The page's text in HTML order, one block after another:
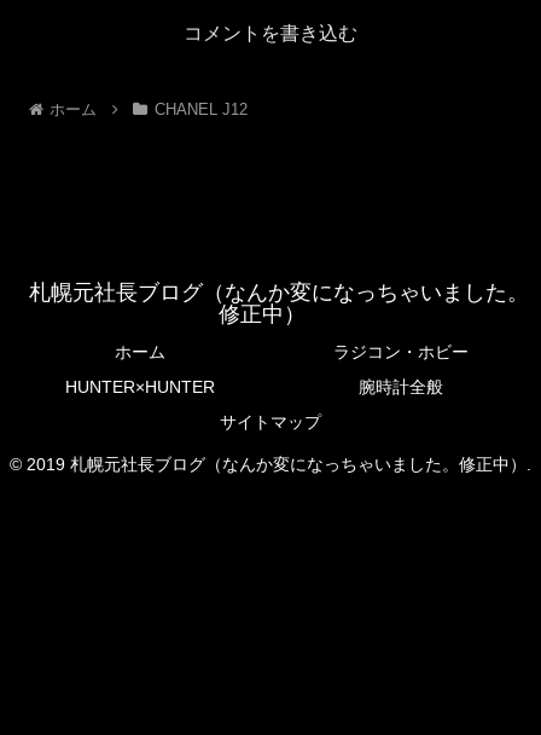
コメントを書き込む
ホーム CHANEL J12
札幌元社長ブログ（なんか変になっちゃいました。
修正中）
ホーム
ラジコン・ホビー
HUNTER×HUNTER
腕時計全般
サイトマップ
© 2019 札幌元社長ブログ（なんか変になっちゃいました。修正中）.